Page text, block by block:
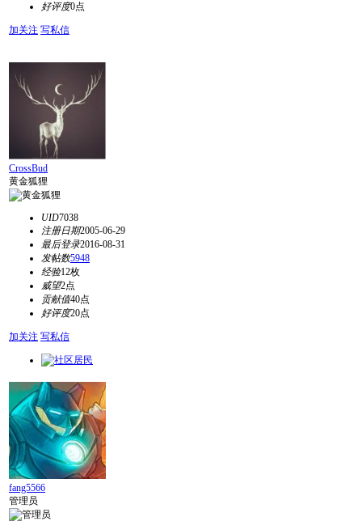
好评度0点
加关注 写私信
CrossBud
黄金狐狸
UID7038
注册日期2005-06-29
最后登录2016-08-31
发帖数5948
经验12枚
威望2点
贡献值40点
好评度20点
加关注 写私信
fang5566
管理员